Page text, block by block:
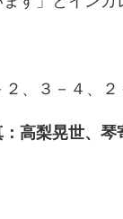
、３－４、２
：高梨晃世、琴